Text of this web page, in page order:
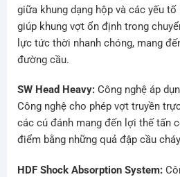
giữa khung dạng hộp và các yếu
giúp khung vợt ổn định trong
lực tức thời nhanh chóng, mang
đường cầu.
SW Head Heavy:Công nghệ áp
Công nghệ cho phép vợt truyền
các cú đánh mang đến lợi thế tấn
điểm bằng những quả đập cầu
HDF Shock Absorption System: